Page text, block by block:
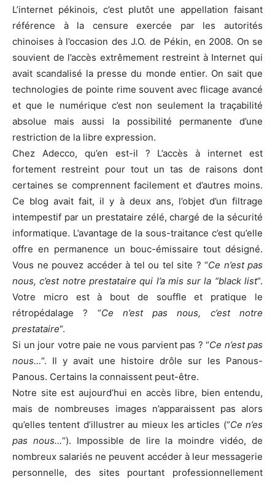
L’internet pékinois, c’est plutôt une appellation faisant
référence à la censure exercée par les autorités
chinoises à l’occasion des J.O. de Pékin, en 2008. On se
souvient de l’accès extrêmement restreint à Internet qui
avait scandalisé la presse du monde entier. On sait que
technologies de pointe rime souvent avec flicage avancé
et que le numérique c’est non seulement la traçabilité
absolue mais aussi la possibilité permanente d’une
restriction de la libre expression.
Chez Adecco, qu’en est-il ? L’accès à internet est
fortement restreint pour tout un tas de raisons dont
certaines se comprennent facilement et d’autres moins.
Ce blog avait fait, il y à deux ans, l’objet d’un filtrage
intempestif par un prestataire zélé, chargé de la sécurité
informatique. L’avantage de la sous-traitance c’est qu’elle
offre en permanence un bouc-émissaire tout désigné.
Vous ne pouvez accéder à tel ou tel site ? “Ce n’est pas
nous, c’est notre prestataire qui l’a mis sur la “black list“.
Votre micro est à bout de souffle et pratique le
rétropédalage ? “Ce n’est pas nous, c’est notre
prestataire“.
Si un jour votre paie ne vous parvient pas ? “Ce n’est pas
nous…“. Il y avait une histoire drôle sur les Panous-
Panous. Certains la connaissent peut-être.
Notre site est aujourd’hui en accès libre, bien entendu,
mais de nombreuses images n’apparaissent pas alors
qu’elles tentent d’illustrer au mieux les articles (“Ce n’es
pas nous…“). Impossible de lire la moindre vidéo, de
nombreux salariés ne peuvent accéder à leur messagerie
personnelle, des sites pourtant professionnellement